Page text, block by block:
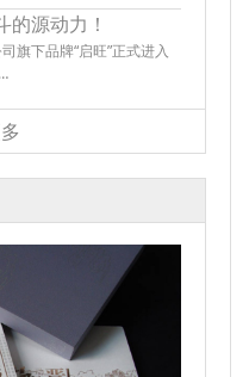
的源动力！
旗下品牌“启旺”正式进入